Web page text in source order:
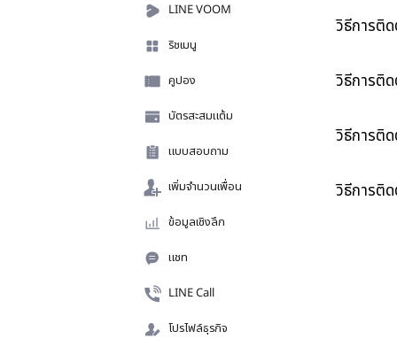
LINE VOOM
ริชเมนู
คูปอง
บัตรสะสมแต้ม
แบบสอบถาม
เพิ่มจำนวนเพื่อน
ข้อมูลเชิงลึก
แชท
LINE Call
โปรไฟล์ธุรกิจ
วิธีการติ
วิธีการติ
วิธีการติ
วิธีการติ